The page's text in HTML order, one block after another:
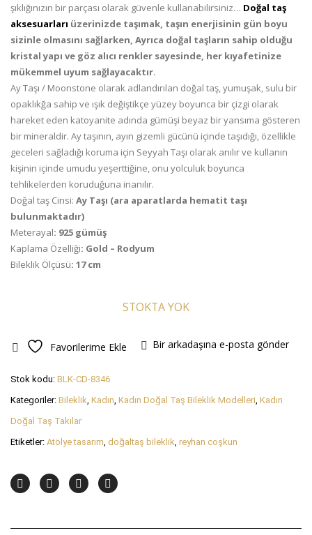
şıklığınızın bir parçası olarak güvenle kullanabilirsiniz… Doğal taş
aksesuarları üzerinizde taşımak, taşın enerjisinin gün boyu
sizinle olmasını sağlarken, Ayrıca doğal taşların sahip olduğu
kristal yapı ve göz alıcı renkler sayesinde, her kıyafetinize
mükemmel uyum sağlayacaktır.
Ay Taşı / Moonstone olarak adlandırılan doğal taş, yumuşak, sulu bir
opaklıkğa sahip ve ışık değiştikçe yüzey boyunca bir çizgi olarak
hareket eden katoyanite adında gümüşi beyaz bir yansıma gösteren
bir mineraldir. Ay taşının, ayın gizemli gücünü içinde taşıdığı, özellikle
geceleri sağladığı koruma için Seyyah Taşı olarak anılır ve kullanın
kişinin içinde umudu yeşerttiğine, onu yolculuk boyunca
tehlikelerden koruduğuna inanılır.
Doğal taş Cinsi: Ay Taşı (ara aparatlarda hematit taşı
bulunmaktadır)
Meterayal: 925 gümüş
Kaplama Özelliği: Gold – Rodyum
Bileklik Ölçüsü: 17 cm
STOKTA YOK
Favorilerime Ekle Bir arkadaşına e-posta gönder
Stok kodu: BLK-CD-8346
Kategoriler: Bileklik Kadın Kadın Doğal Taş Bileklik Modelleri Kadın
Doğal Taş Takılar
Etiketler: Atölye tasarım doğaltaş bileklik reyhan coşkun